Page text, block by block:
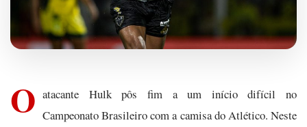
O atacante Hulk pôs fim a um início difícil no
Campeonato Brasileiro com a camisa do Atlético. Neste